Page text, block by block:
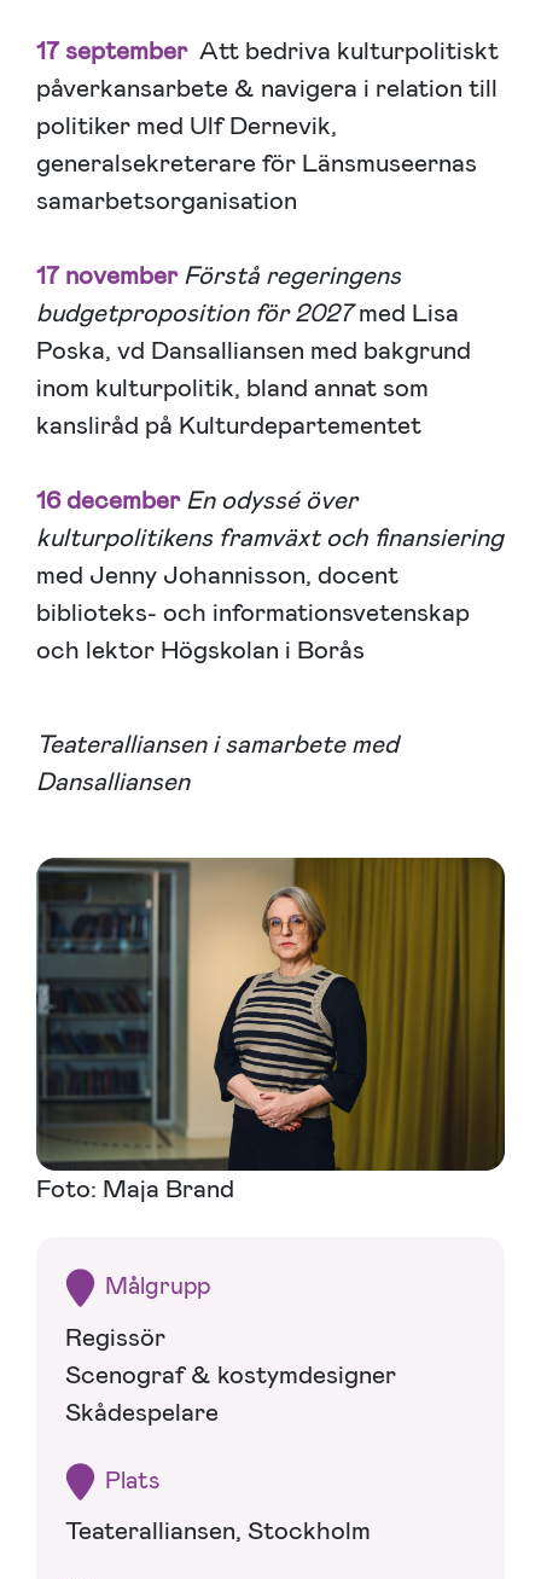
17 september Att bedriva kulturpolitiskt
påverkansarbete & navigera i relation till
politiker med Ulf Dernevik,
generalsekreterare för Länsmuseernas
samarbetsorganisation
17 november Förstå regeringens
budgetproposition för 2027med Lisa
Poska, vd Dansalliansen med bakgrund
inom kulturpolitik, bland annat som
kansliråd på Kulturdepartementet
16 decemberEn odyssé över
kulturpolitikens framväxt och finansiering
med Jenny Johannisson, docent
biblioteks- och informationsvetenskap
och lektor Högskolan i Borås
Teateralliansen i samarbete med
Dansalliansen
Foto: Maja Brand
Målgrupp
Regissör
Scenograf & kostymdesigner
Skådespelare
Plats
Teateralliansen, Stockholm